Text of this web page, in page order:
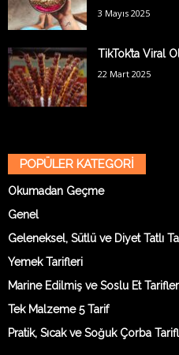
3 Mayıs 2025
TikTok’ta Viral
22 Mart 2025
POPÜLER KATEGORİ
Okumadan Geçme
Genel
Geleneksel, Sütlü ve Diyet Tatlı
Yemek Tarifleri
Marine Edilmiş ve Soslu Et
Tek Malzeme 5 Tarif
Pratik, Sıcak ve Soğuk Çorba